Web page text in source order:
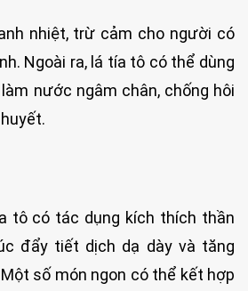
nhiệt, trừ cảm cho người có
Ngoài ra, lá tía tô có thể dùng
nước ngâm chân, chống hôi
tô có tác dụng kích thích thần
đẩy tiết dịch dạ dày và tăng
số món ngon có thể kết hợp